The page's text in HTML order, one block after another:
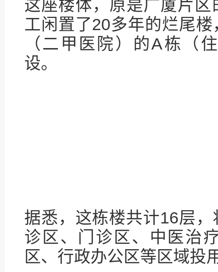
这座楼体，原是广厦片
工闲置了20多年的烂尾
（二甲医院）的A栋（
设。
据悉，这栋楼共计16层
诊区、门诊区、中医治
区、行政办公区等区域投